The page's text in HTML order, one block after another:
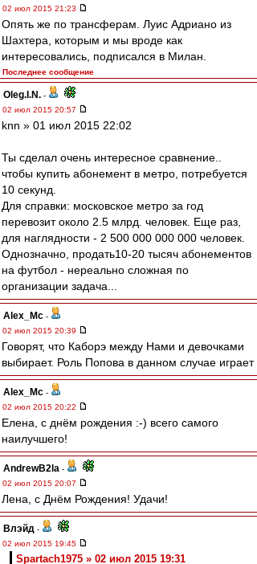
02 июл 2015 21:23
Опять же по трансферам. Луис Адриано из
Шахтера, которым и мы вроде как
интересовались, подписался в Милан.
Последнее сообщение
Oleg.I.N. -
02 июл 2015 20:57
knn » 01 июл 2015 22:02
Ты сделал очень интересное сравнение..
чтобы купить абонемент в метро, потребуется
10 секунд.
Для справки: московское метро за год
перевозит около 2.5 млрд. человек. Еще раз,
для наглядности - 2 500 000 000 000 человек.
Однозначно, продать10-20 тысяч абонементов
на футбол - нереально сложная по
организации задача...
Alex_Mc -
02 июл 2015 20:39
Говорят, что Каборэ между Нами и девочками
выбирает. Роль Попова в данном случае играет
Alex_Mc -
02 июл 2015 20:22
Елена, с днём рождения :-) всего самого
наилучшего!
AndrewB2la -
02 июл 2015 20:07
Лена, с Днём Рождения! Удачи!
Влэйд -
02 июл 2015 19:45
Spartach1975 » 02 июл 2015 19:31